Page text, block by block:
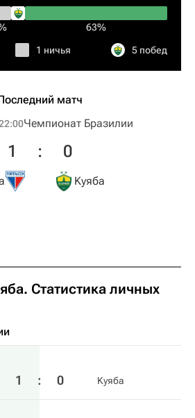
63%
1 ничья 5 побед
матч
Чемпионат Бразилии
1 : 0
Kуяба
Статистика личных
1 : 0 Kуяба